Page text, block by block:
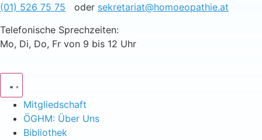
(01) 526 75 75 oder sekretariat@homoeopathie.at
Telefonische Sprechzeiten:
Mo, Di, Do, Fr von 9 bis 12 Uhr
Mitgliedschaft
ÖGHM: Über Uns
Bibliothek